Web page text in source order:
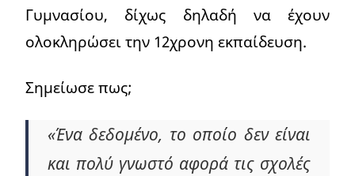
Γυμνασίου, δίχως δηλαδή να έχουν
ολοκληρώσει την 12χρονη εκπαίδευση.
Σημείωσε πως;
«Ένα δεδομένο, το οποίο δεν είναι
και πολύ γνωστό αφορά τις σχολές